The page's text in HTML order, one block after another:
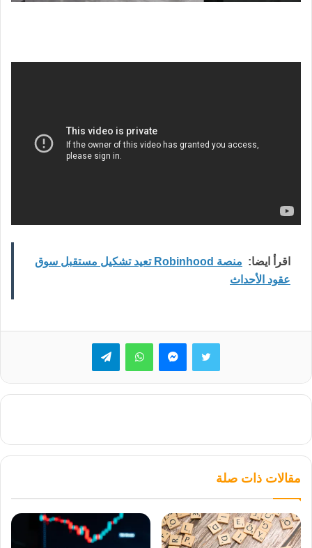
اقرأ ايضا:
منصة Robinhood تعيد تشكيل مستقبل سوق
عقود الأحداث
تويتر ماسنجرواتساب تيلقرام
مقالات ذات صلة